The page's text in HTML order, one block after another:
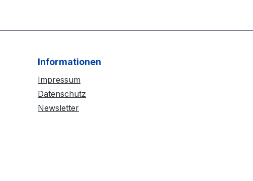
Informationen
Impressum
Datenschutz
Newsletter